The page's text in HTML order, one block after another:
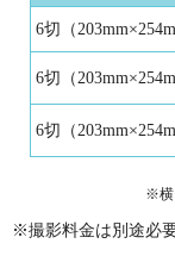
6切（
6切（
6切（
※横
※撮影料金は別途必